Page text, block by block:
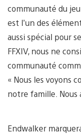
communauté du
est l’un des
aussi spécial pour
FFXIV, nous ne
communauté
« Nous les voyons
notre famille. Nous
Endwalker